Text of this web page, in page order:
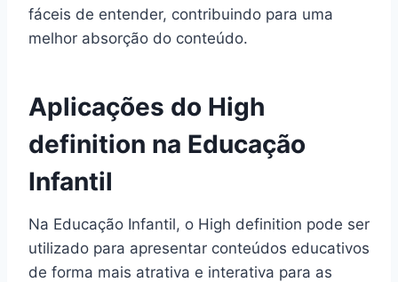
fáceis de entender, contribuindo para uma
melhor absorção do conteúdo.
Aplicações do High
definition na Educação
Infantil
Na Educação Infantil, o High definition pode ser
utilizado para apresentar conteúdos educativos
de forma mais atrativa e interativa para as